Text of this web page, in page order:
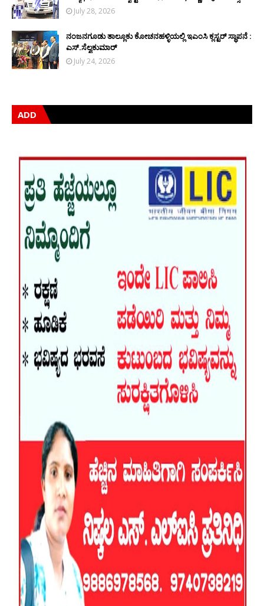
July 28, 2026
ನಂಜನಗೂಡು ತಾಲ್ಲೂಕು ಕೋಚನಹಳ್ಳಿಯಲ್ಲಿ ಇಎಂಸಿ ಕ್ಲಸ್ಟರ್ ಸ್ಥಾಪನೆ :
ಎಸ್.ಸೆಲ್ವಕುಮಾರ್
July 24, 2026
ADD